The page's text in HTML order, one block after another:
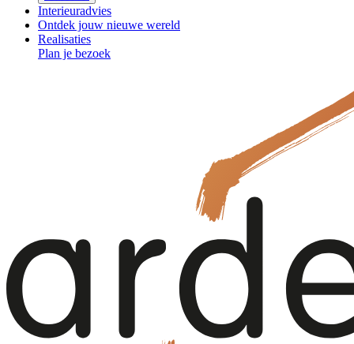
Interieuradvies
Ontdek jouw nieuwe wereld
Realisaties
Plan je bezoek